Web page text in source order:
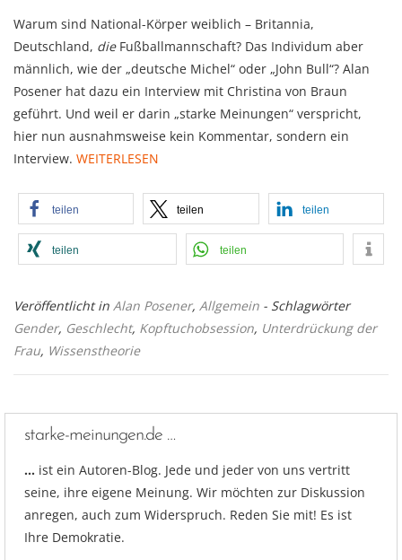
Warum sind National-Körper weiblich – Britannia,
Deutschland, dieFußballmannschaft? Das Individum aber
männlich, wie der „deutsche Michel“ oder „John Bull“? Alan
Posener hat dazu ein Interview mit Christina von Braun
geführt. Und weil er darin „starke Meinungen“ verspricht,
hier nun ausnahmsweise kein Kommentar, sondern ein
Interview. WEITERLESEN
teilen teilen teilen
teilen teilen
Veröffentlicht in Alan Posener, Allgemein - Schlagwörter
Gender, Geschlecht, Kopftuchobsession, Unterdrückung der
Frau, Wissenstheorie
starke-meinungen.de …
… ist ein Autoren-Blog. Jede und jeder von uns vertritt
seine, ihre eigene Meinung. Wir möchten zur Diskussion
anregen, auch zum Widerspruch. Reden Sie mit! Es ist
Ihre Demokratie.